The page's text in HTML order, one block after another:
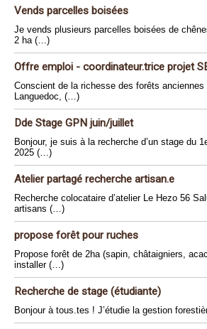
Vends parcelles boisées
Je vends plusieurs parcelles boisées de
2 ha (…)
Offre emploi - coordinateur.trice projet
Conscient de la richesse des forêts anciennes
Languedoc, (…)
Dde Stage GPN juin/juillet
Bonjour, je suis à la recherche d’un stage du
2025 (…)
Atelier partagé recherche artisan.e
Recherche colocataire d’atelier Le Hezo 56
artisans (…)
propose forêt pour ruches
Propose forêt de 2ha (sapin, châtaigniers,
installer (…)
Recherche de stage (étudiante)
Bonjour à tous.tes ! J’étudie la gestion